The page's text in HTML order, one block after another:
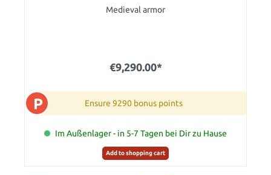
Medieval armor
€9,290.00*
P Ensure 9290 bonus points
Im Außenlager - in 5-7 Tagen bei Dir zu Hause
Add to shopping cart